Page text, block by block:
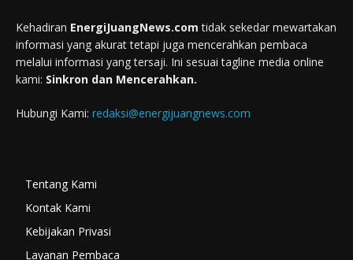
Kehadiran EnergiJuangNews.com tidak sekedar mewartakan
informasi yang akurat tetapi juga mencerahkan pembaca
melalui informasi yang tersaji. Ini sesuai tagline media online
kami: Sinkron dan Mencerahkan.
Hubungi Kami: redaksi@energijuangnews.com
Tentang Kami
Kontak Kami
Kebijakan Privasi
Layanan Pembaca